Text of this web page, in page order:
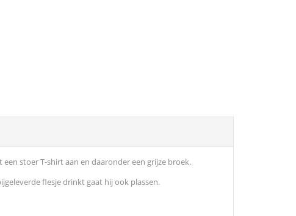
stoer T-shirt aan en daaronder een grijze broek.
flesje drinkt gaat hij ook plassen.